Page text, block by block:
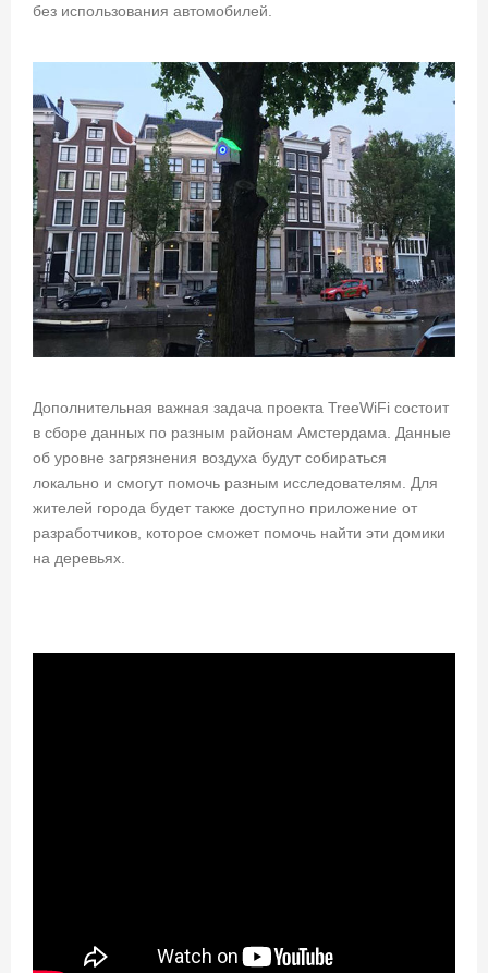
без использования автомобилей.
Дополнительная важная задача проекта TreeWiFi состоит
в сборе данных по разным районам Амстердама. Данные
об уровне загрязнения воздуха будут собираться
локально и смогут помочь разным исследователям. Для
жителей города будет также доступно приложение от
разработчиков, которое сможет помочь найти эти домики
на деревьях.